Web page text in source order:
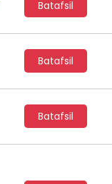
Batafsil
Batafsil
Batafsil